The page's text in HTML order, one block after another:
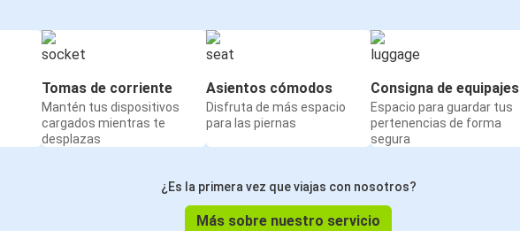
Tomas de corriente
Mantén tus dispositivos
cargados mientras te
desplazas
Asientos cómodos
Disfruta de más espacio
para las piernas
Consigna de equipajes
Espacio para guardar tus
pertenencias de forma
segura
¿Es la primera vez que viajas con nosotros?
Más sobre nuestro servicio